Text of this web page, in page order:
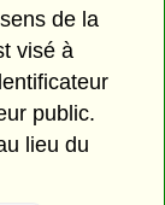
de la
visé à
public.
lieu du